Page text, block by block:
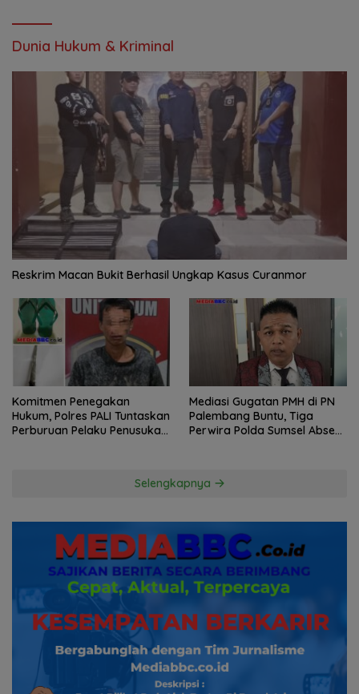
Dunia Hukum & Kriminal
Reskrim Macan Bukit Berhasil Ungkap Kasus Curanmor
Komitmen Penegakan
Hukum, Polres PALI Tuntaskan
Perburuan Pelaku Penusukan
Mediasi Gugatan PMH di PN
Palembang Buntu, Tiga
Perwira Polda Sumsel Absen,
Selengkapnya